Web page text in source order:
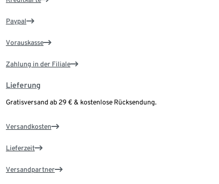
Paypal
Vorauskasse
Zahlung in der Filiale
Lieferung
Gratisversand ab 29 € & kostenlose Rücksendung.
Versandkosten
Lieferzeit
Versandpartner